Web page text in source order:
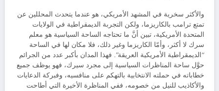
والأكثر سخرية في المشهد الأمريكي، هو عندما يتحدث المحللين عن
تمتع ترامب بالكاريزما، ولكن التجربة الديمقراطية في الولايات
المتحدة الأمريكية، تبين أنَّ ما تحتاجه الساحة السياسية هو معلم
سرك لا أكثر، وأمّا الكاريزما وغير ذلك، فلا مكان لها في الساحة
“الديمقراطية الأمريكية العريقة”. فهذا المدان بأكبر عدد من الجرائم
حوَّل ساحة المناظرات السياسية إلى مجرد سيرك، فهو يوظف جميع
خطاباته في حملته الانتخابية بالتهكم على منافسيه، وفبركة الدعايات
والأكاذيب للنيل من خصومه، ففي المناظرة الأخيرة التي أطاحت